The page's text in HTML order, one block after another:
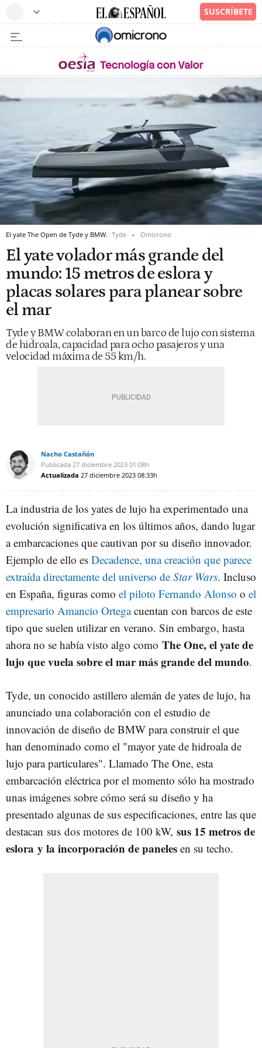
El yate The Open de Tyde y BMW. Tyde Omicrono
El yate volador más grande del
mundo: 15 metros de eslora y
placas solares para planear sobre
el mar
Tyde y BMW colaboran en un barco de lujo con sistema
de hidroala, capacidad para ocho pasajeros y una
velocidad máxima de 55 km/h.
Nacho Castañón
Publicada 27 diciembre 2023 01:08h
Actualizada 27 diciembre 2023 08:33h
La industria de los yates de lujo ha experimentado una
evolución significativa en los últimos años, dando lugar
a embarcaciones que cautivan por su diseño innovador.
Ejemplo de ello es Decadence, una creación que parece
extraída directamente del universo de Star Wars. Incluso
en España, figuras como el piloto Fernando Alonso o el
empresario Amancio Ortegacuentan con barcos de este
tipo que suelen utilizar en verano. Sin embargo, hasta
ahora no se había visto algo como The One, el yate de
lujo que vuela sobre el mar más grande del mundo.
Tyde, un conocido astillero alemán de yates de lujo, ha
anunciado una colaboración con el estudio de
innovación de diseño de BMW para construir el que
han denominado como el "mayor yate de hidroala de
lujo para particulares". Llamado The One, esta
embarcación eléctrica por el momento sólo ha mostrado
unas imágenes sobre cómo será su diseño y ha
presentado algunas de sus especificaciones, entre las que
destacan sus dos motores de 100 kW, sus 15 metros de
eslora y la incorporación de paneles en su techo.